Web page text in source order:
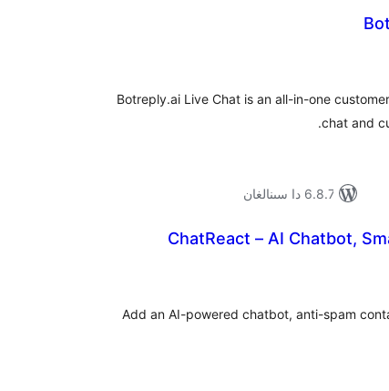
Botreply.ai Live Chat is an all-in-one
chat and
6.8.7 دا سىنالغان
ChatReact – AI Chatbot,
Add an AI-powered chatbot, anti-spam